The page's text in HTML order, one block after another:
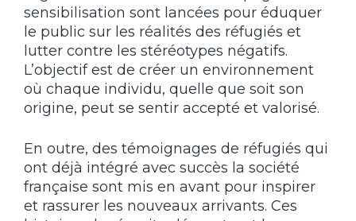
sensibilisation sont lancées pour éduquer
le public sur les réalités des réfugiés et
lutter contre les stéréotypes négatifs.
L’objectif est de créer un environnement
où chaque individu, quelle que soit son
origine, peut se sentir accepté et valorisé.
En outre, des témoignages de réfugiés qui
ont déjà intégré avec succès la société
française sont mis en avant pour inspirer
et rassurer les nouveaux arrivants. Ces